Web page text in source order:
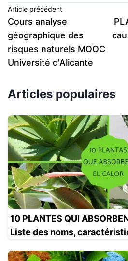
Article précédent
Cours analyse
géographique des
risques naturels MOOC
Université d'Alicante
Articles populaires
10 PLANTES QUI
Liste des noms,